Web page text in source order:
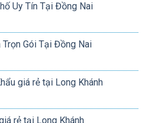
Uy Tín Tại Đồng Nai
Trọn Gói Tại Đồng Nai
giá rẻ tại Long Khánh
rẻ tại Long Khánh